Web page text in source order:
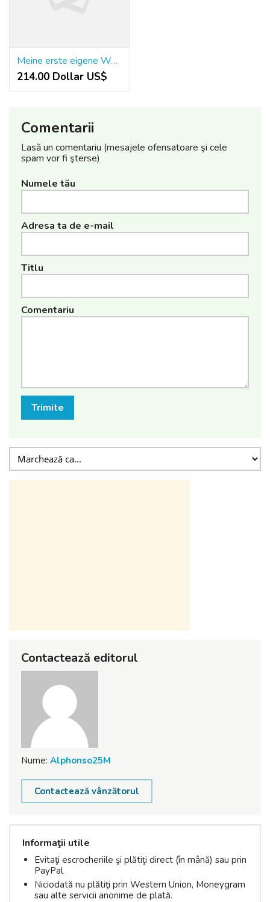
Meine erste eigene Wohnung: Die Industrial-Einrichtung, die alles veraenderte
214.00 Dollar US$
Comentarii
Lasă un comentariu (mesajele ofensatoare şi cele
spam vor fi şterse)
Numele tău
Adresa ta de e-mail
Titlu
Comentariu
Trimite
Contactează editorul
Nume: Alphonso25M
Contactează vânzătorul
Informaţii utile
Evitaţi escrocheriile şi plătiţi direct (în mână) sau prin
PayPal
Niciodată nu plătiţi prin Western Union, Moneygram
sau alte servicii anonime de plată.